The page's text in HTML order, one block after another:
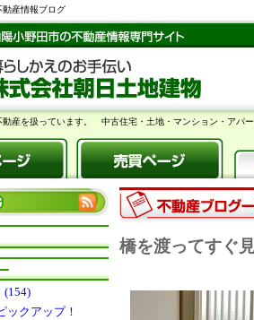
産情報ブログ
動産を扱っています。 中古住宅・土地・マンション・アパ
橋を渡ってすぐ
(154)
ックアップ！